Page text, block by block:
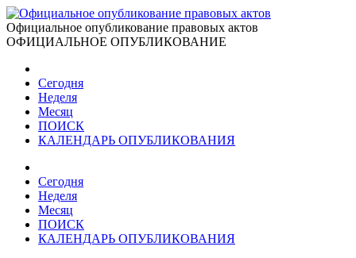
Официальное опубликование правовых актов
ОФИЦИАЛЬНОЕ ОПУБЛИКОВАНИЕ
Сегодня
Неделя
Месяц
ПОИСК
КАЛЕНДАРЬ ОПУБЛИКОВАНИЯ
Сегодня
Неделя
Месяц
ПОИСК
КАЛЕНДАРЬ ОПУБЛИКОВАНИЯ